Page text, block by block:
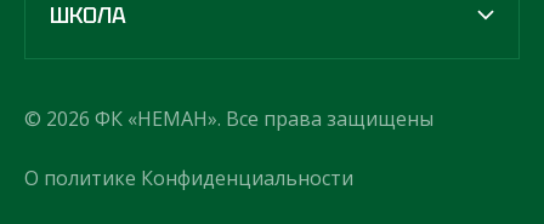
ШКОЛА
© 2026 ФК «НЕМАН». Все права защищены
О политике Конфиденциальности